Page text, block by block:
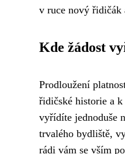
v ruce nový řidičák
Kde žádost
Prodloužení
řidičské historie a
vyřídíte jednoduše
trvalého bydliště,
rádi vám se vším